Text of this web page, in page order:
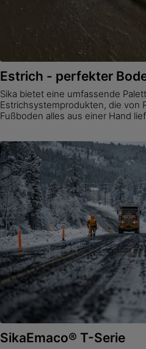
Estrich - perfekter
Sika bietet eine umfassende
Estrichsystemprodukten, die von
Fußboden alles aus einer Hand
SikaEmaco® T-Serie